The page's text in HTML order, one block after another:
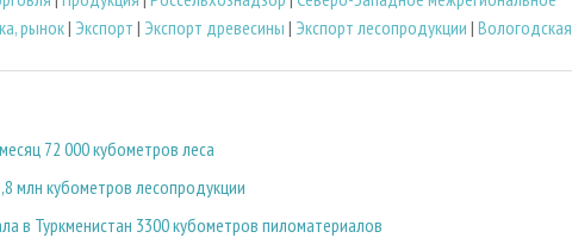
рынок| Экспорт | Экспорт древесины | Экспорт лесопродукции | Вологодская
72 000 кубометров леса
млн кубометров лесопродукции
в Туркменистан 3300 кубометров пиломатериалов